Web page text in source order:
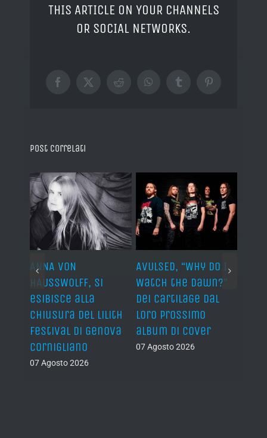
THIS ARTICLE ON YOUR CHANNELS
OR SOCIAL NETWORKS.
Facebook
X RedditWhatsAppTumblrPinterest
Post correlati
ANNA VON
HAUSSWOLFF, si
esibisce alla
chiusura del Lilith
Festival di Genova
Cornigliano
07 Agosto 2026
AVULSED, “Why Do I
Watch the Dawn?”
dei Cartilage dal
loro prossimo
album di cover
07 Agosto 2026